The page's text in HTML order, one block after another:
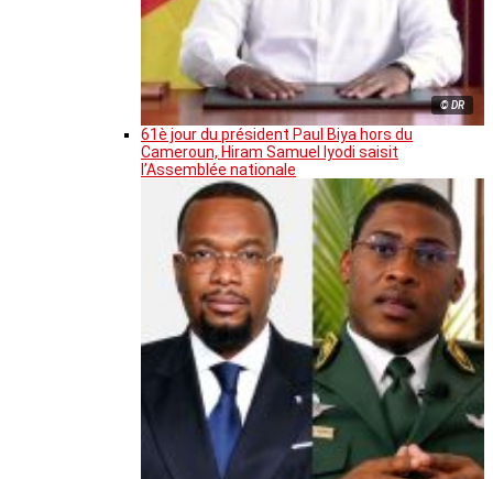
© DR
61è jour du président Paul Biya hors du
Cameroun, Hiram Samuel Iyodi saisit
l’Assemblée nationale